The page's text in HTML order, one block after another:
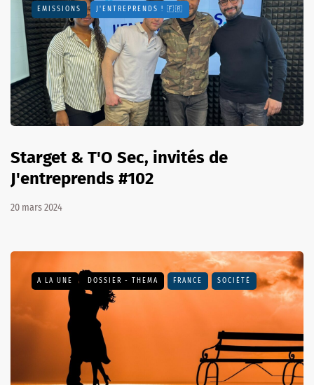
EMISSIONS J'ENTREPRENDS ! 🇫🇷
Starget & T'O Sec, invités de
J'entreprends #102
20 mars 2024
A LA UNE DOSSIER - THEMA FRANCE SOCIÉTÉ